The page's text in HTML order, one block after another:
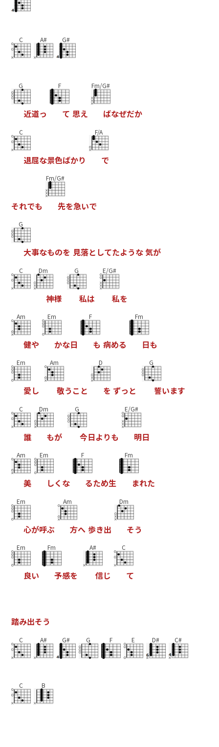
C A# G#
G
近道っ
F
て 思え
Fm/G#
ばなぜだか
C
退屈な景色ばかり
F/A
で
それでも
Fm/G#
先を急いで
G
大事なものを 見落と してたような気が
C Dm
神様
G
私は
E/G#
私を
Am
健や
Em
かな日
F
も 病める
Fm
日も
Em
愛し
Am
敬う こ と
D
を ずっ と
G
誓います
C
誰
Dm
もが
G
今日よ りも
E/G#
明日
Am
美
Em
しく な
F
るため生
Fm
まれた
Em
心が呼ぶ
Am
方へ 歩き出
Dm
そう
Em
良い
Fm
予感を
A#
信じ
C
て
踏み出そう
C A# G# G F E D# C#
C B